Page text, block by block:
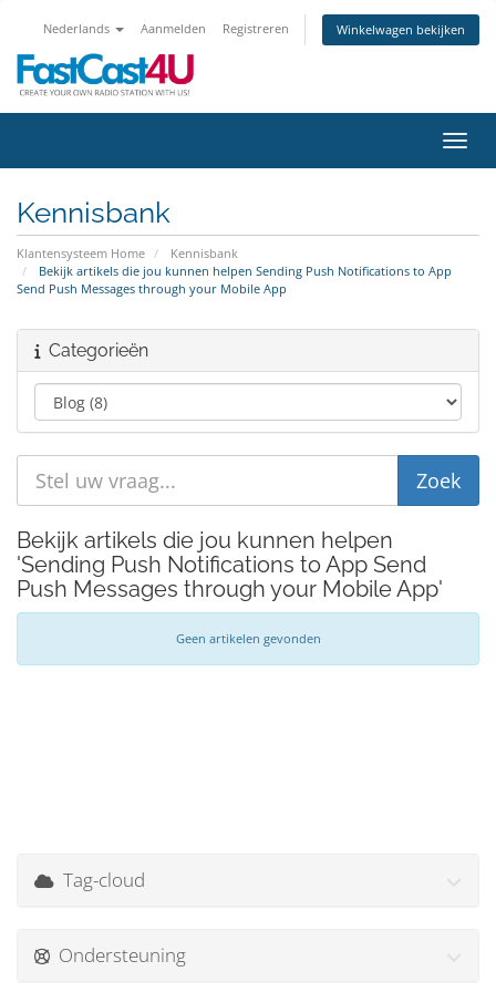
Nederlands Aanmelden Registreren Winkelwagen bekijken
Kennisbank
Klantensysteem Home
Kennisbank
Bekijk artikels die jou kunnen helpen Sending Push Notifications to App
Send Push Messages through your Mobile App
Categorieën
Bekijk artikels die jou kunnen helpen
'Sending Push Notifications to App Send
Push Messages through your Mobile App'
Geen artikelen gevonden
Tag-cloud
Ondersteuning